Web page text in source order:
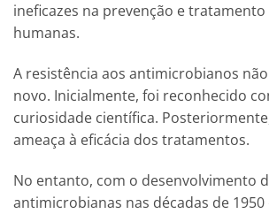
ineficazes na prevenção e tratamento
humanas.
A resistência aos antimicrobianos
novo. Inicialmente, foi reconhecido
curiosidade científica.
ameaça à eficácia dos tratamentos.
No entanto, com o desenvolvimento
antimicrobianas nas décadas de 1950